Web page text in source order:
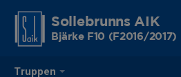
Truppen
Sollebrunns AIK
Bjärke F10 (F2016/2017)